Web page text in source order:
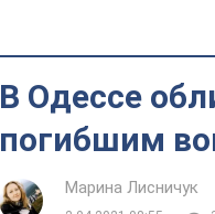
В Одессе
погибшим
Марина Лисничук